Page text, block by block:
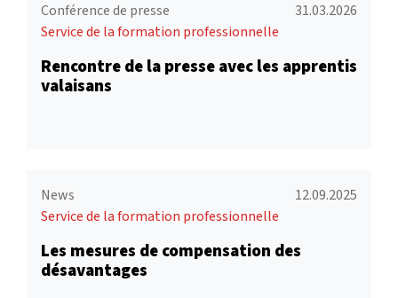
Conférence de presse
31.03.2026
Service de la formation professionnelle
Rencontre de la presse avec les apprentis
valaisans
News
12.09.2025
Service de la formation professionnelle
Les mesures de compensation des
désavantages